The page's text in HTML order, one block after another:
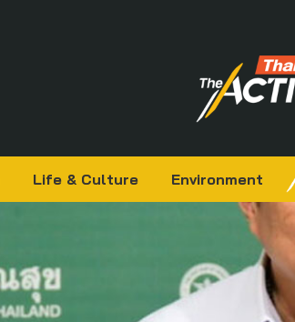
Life & Culture Environment